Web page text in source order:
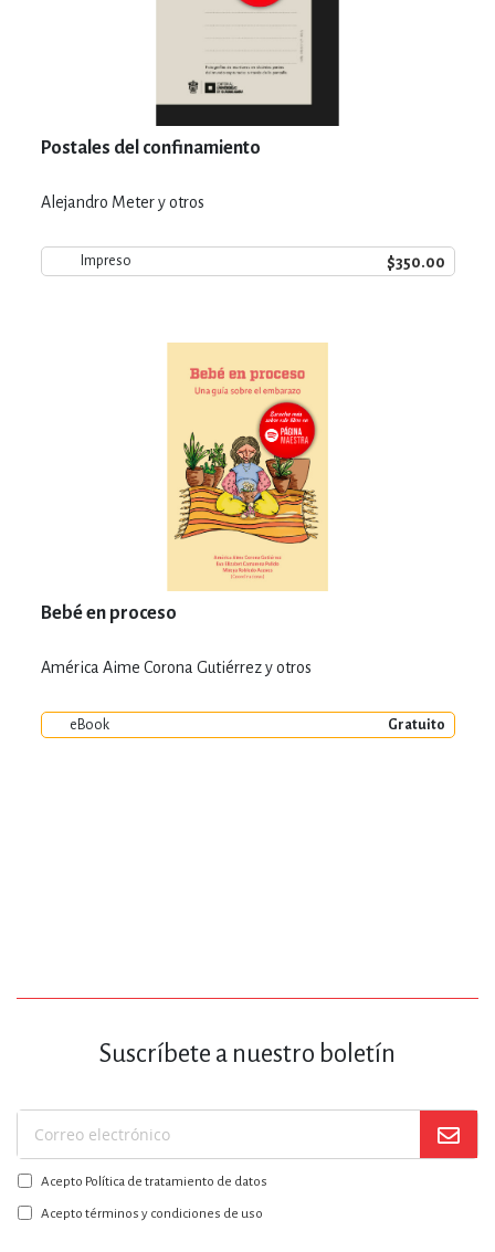
Postales del confinamiento
Alejandro Meter y otros
Impreso $350.00
Bebé en proceso
América Aime Corona Gutiérrez y otros
eBook Gratuito
Suscríbete a nuestro boletín
Suscríbase
a
nuestro
boletín:
Acepto Política de tratamiento de datos
Acepto términos y condiciones de uso